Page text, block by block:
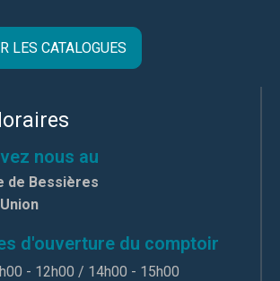
LES CATALOGUES
nous au
de Bessières
d'ouverture du comptoir
- 12h00 / 14h00 - 15h00